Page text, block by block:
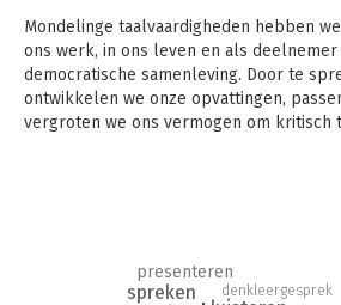
Mondelinge taalvaardigheden hebben
ons werk, in ons leven en als deelnemer
democratische samenleving. Door te
ontwikkelen we onze opvattingen,
vergroten we ons vermogen om kritisch
lesvoorbeelden om je leerlingen
laten. Laat je inspireren en ervaar wat
spreken
presenteren
denkleergesprek